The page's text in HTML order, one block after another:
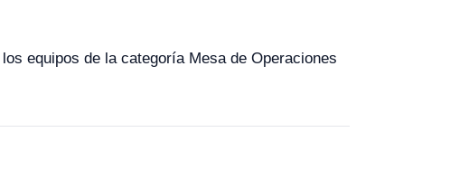
equipos de la categoría Mesa de Operaciones